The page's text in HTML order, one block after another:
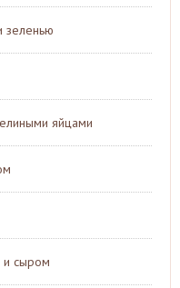
зеленью
яйцами
и сыром